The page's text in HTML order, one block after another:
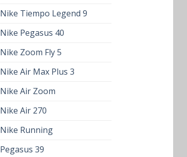
Nike Tiempo Legend 9
Nike Pegasus 40
Nike Zoom Fly 5
Nike Air Max Plus 3
Nike Air Zoom
Nike Air 270
Nike Running
Pegasus 39